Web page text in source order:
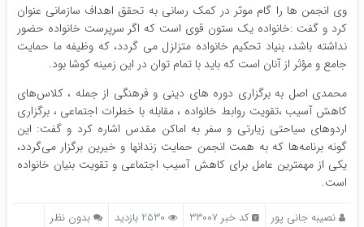
وی انجمن ها را گام موثر در کمک رسانی به تحقق اهداف سازمانی عنوان
کرد و گفت :خانواده یک ستون قوی است که اگر سرپرست خانواده حضور
نداشته باشد، بنیاد تحکیم خانواده متزلزل می گردد، که وظیفه ما حمایت
جامع و مؤثر از آنان است که باید با تمام توان در این زمینه کوشا بود.
محمدی اصل به برگزاری دوره های دینی و فرهنگی از جمله ، کلاس‌های
کاهش آسیب ،تقویت روابط خانواده ، مقابله با خطرات اجتماعی ، برگزاری
اردوهای سیاحتی زیارتی و سفر به اماکن مقدس اشاره کرد و گفت: این
گونه برنامه‌ها که به همت انجمن حمایت زندانها و خیرین برگزار می‌گردد،
یکی از مهمترین عامل برای کاهش آسیب اجتماعی و تقویت بنیان خانواده
است.
نصیبه جانی پور کد خبر 33007 2530 بازدید
بدون نظر